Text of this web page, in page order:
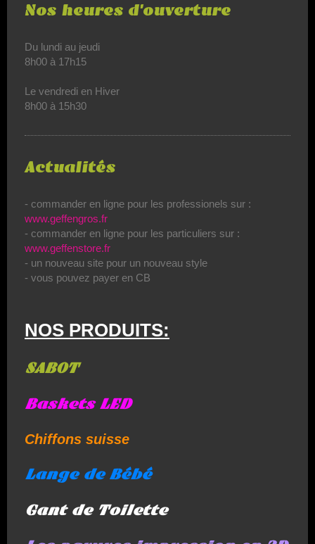
Nos heures d'ouverture
Du lundi au jeudi
8h00 à 17h15
Le vendredi en Hiver
8h00 à 15h30
Actualités
- commander en ligne pour les professionels sur :
www.geffengros.fr
- commander en ligne pour les particuliers sur :
www.geffenstore.fr
- un nouveau site pour un nouveau style
- vous pouvez payer en CB
NOS PRODUITS:
SABOT
Baskets LED
Chiffons suisse
Lange de Bébé
Gant de Toilette